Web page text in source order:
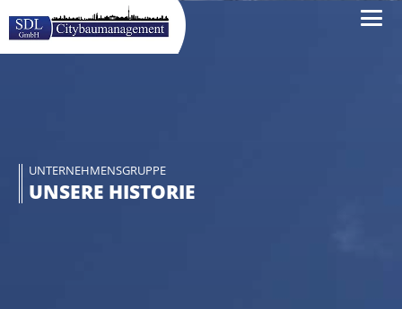
UNTERNEHMENSGRUPPE
UNSERE HISTORIE